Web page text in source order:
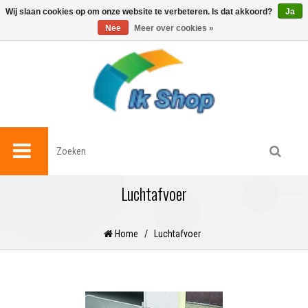
0
Luchtafvoer
Home / Luchtafvoer
Wij slaan cookies op om onze website te verbeteren. Is dat akkoord?
Ja
Nee
Meer over cookies »